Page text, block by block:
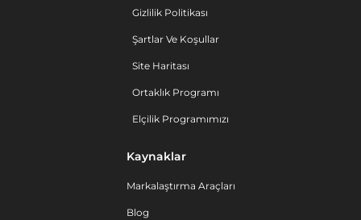
Gizlilik Politikası
Şartlar Ve Koşullar
Site Haritası
Ortaklık Programı
Elçilik Programımızı
Kaynaklar
Markalaştırma Araçları
Blog